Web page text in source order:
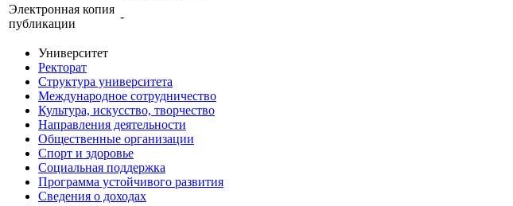
Электронная копия
публикации
-
Университет
Ректорат
Структура университета
Международное сотрудничество
Культура, искусство, творчество
Направления деятельности
Общественные организации
Спорт и здоровье
Социальная поддержка
Программа устойчивого развития
Сведения о доходах